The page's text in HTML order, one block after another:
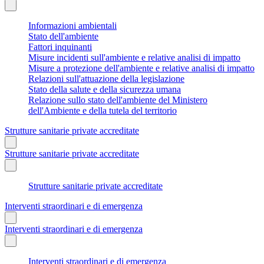
Informazioni ambientali
Stato dell'ambiente
Fattori inquinanti
Misure incidenti sull'ambiente e relative analisi di impatto
Misure a protezione dell'ambiente e relative analisi di impatto
Relazioni sull'attuazione della legislazione
Stato della salute e della sicurezza umana
Relazione sullo stato dell'ambiente del Ministero
dell'Ambiente e della tutela del territorio
Strutture sanitarie private accreditate
Strutture sanitarie private accreditate
Strutture sanitarie private accreditate
Interventi straordinari e di emergenza
Interventi straordinari e di emergenza
Interventi straordinari e di emergenza